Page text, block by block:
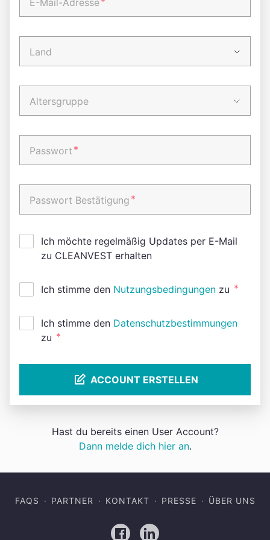
E-Mail-Adresse
Land
Altersgruppe
Passwort *
Passwort Bestätigung *
Ich möchte regelmäßig Updates per E-Mail
zu CLEANVEST erhalten
Ich stimme den Nutzungsbedingungen zu *
Ich stimme den Datenschutzbestimmungen
zu *
ACCOUNT ERSTELLEN
Hast du bereits einen User Account?
Dann melde dich hier an.
FAQS PARTNER KONTAKT PRESSE ÜBER UNS